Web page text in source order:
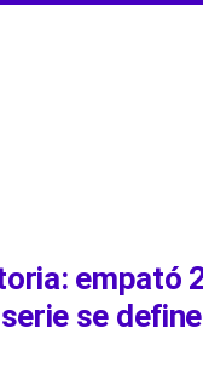
empató
se define